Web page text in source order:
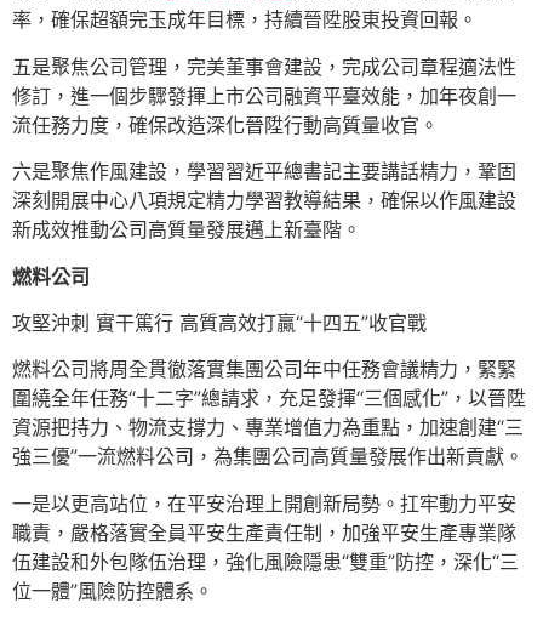
率，確保超額完玉成年目標，持續晉陞股東投資回報。
五是聚焦公司管理，完美董事會建設，完成公司章程適法性
修訂，進一個步驟發揮上市公司融資平臺效能，加年夜創一
流任務力度，確保改造深化晉陞行動高質量收官。
六是聚焦作風建設，學習習近平總書記主要講話精力，鞏固
深刻開展中心八項規定精力學習教導結果，確保以作風建設
新成效推動公司高質量發展邁上新臺階。
燃料公司
攻堅沖刺 實干篤行 高質高效打贏“十四五”收官戰
燃料公司將周全貫徹落實集團公司年中任務會議精力，緊緊
圍繞全年任務“十二字”總請求，充足發揮“三個感化”，以晉陞
資源把持力、物流支撐力、專業增值力為重點，加速創建“三
強三優”一流燃料公司，為集團公司高質量發展作出新貢獻。
一是以更高站位，在平安治理上開創新局勢。扛牢動力平安
職責，嚴格落實全員平安生產責任制，加強平安生產專業隊
伍建設和外包隊伍治理，強化風險隱患“雙重”防控，深化“三
位一體”風險防控體系。